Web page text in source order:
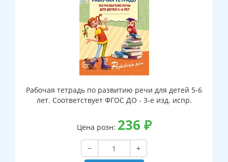
Рабочая тетрадь по развитию речи для детей 5-6
лет. Соответствует ФГОС ДО - 3-е изд. испр.
Цена розн: 236 ₽
−
+